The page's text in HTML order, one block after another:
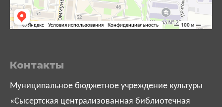
Контакты
Муниципальное бюджетное учреждение культуры
«Сысертская централизованная библиотечная